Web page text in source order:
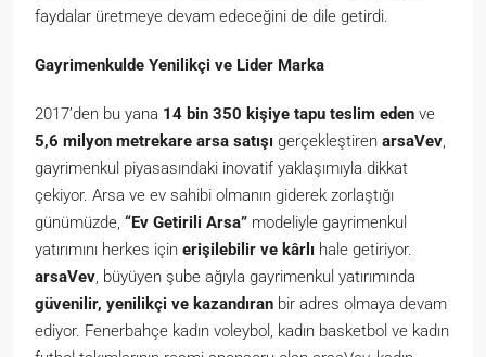
faydalar üretmeye devam edeceğini de dile getirdi.
Gayrimenkulde Yenilikçi ve Lider Marka
2017’den bu yana 14 bin 350 kişiye tapu teslim eden ve
5,6 milyon metrekare arsa satışı gerçekleştiren arsaVev,
gayrimenkul piyasasındaki inovatif yaklaşımıyla dikkat
çekiyor. Arsa ve ev sahibi olmanın giderek zorlaştığı
günümüzde, “Ev Getirili Arsa” modeliyle gayrimenkul
yatırımını herkes için erişilebilir ve kârlı hale getiriyor.
arsaVev, büyüyen şube ağıyla gayrimenkul yatırımında
güvenilir, yenilikçi ve kazandıran bir adres olmaya devam
ediyor. Fenerbahçe kadın voleybol, kadın basketbol ve kadın